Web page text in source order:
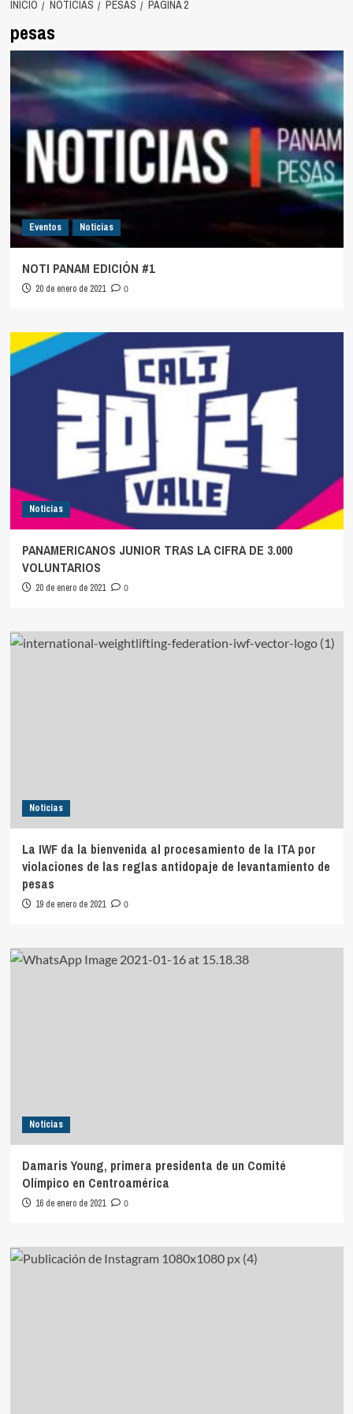
INICIO NOTICIAS PESAS PÁGINA 2
pesas
Eventos Noticias
NOTI PANAM EDICIÓN #1
20 de enero de 2021 0
Noticias
PANAMERICANOS JUNIOR TRAS LA CIFRA DE 3.000
VOLUNTARIOS
20 de enero de 2021 0
Noticias
La IWF da la bienvenida al procesamiento de la ITA por
violaciones de las reglas antidopaje de levantamiento de
pesas
19 de enero de 2021 0
Noticias
Damaris Young, primera presidenta de un Comité
Olímpico en Centroamérica
16 de enero de 2021 0